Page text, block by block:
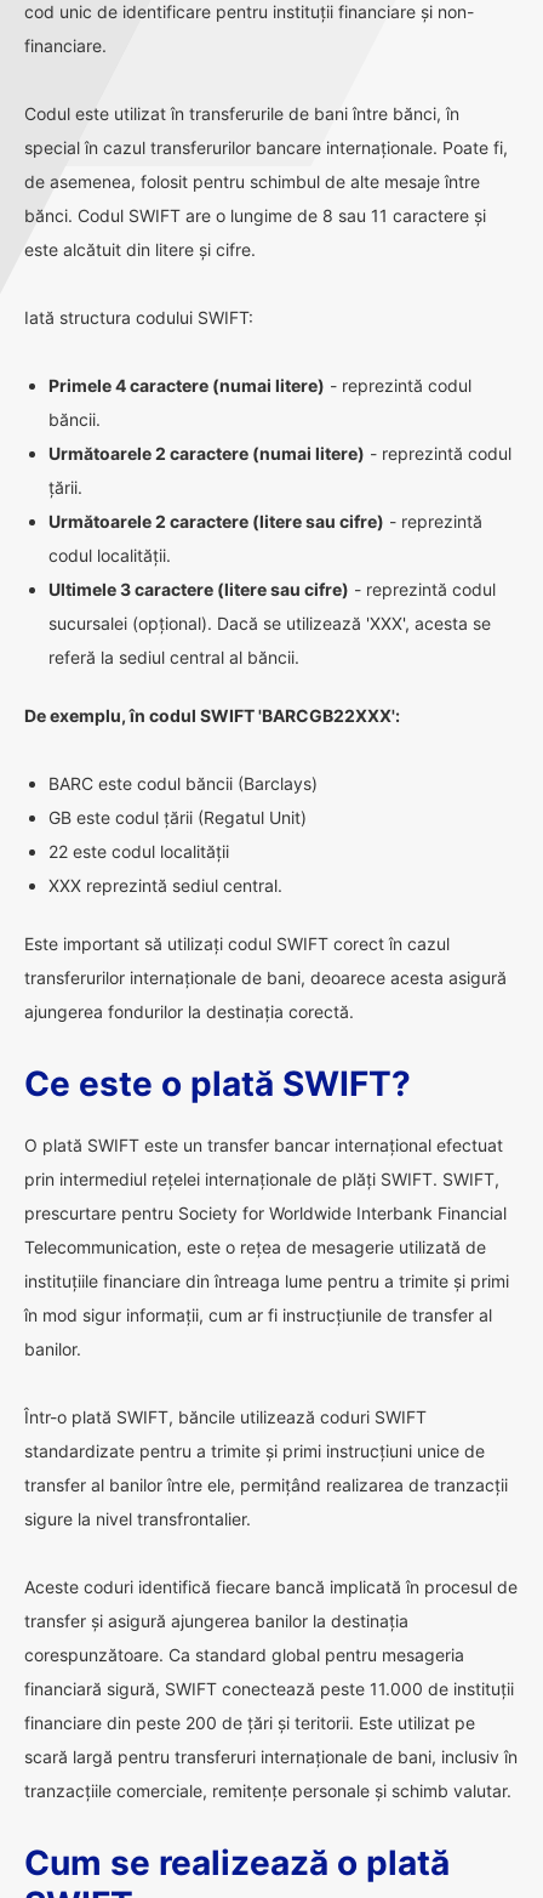
cod unic de identificare pentru instituții financiare și non-
financiare.
Codul este utilizat în transferurile de bani între bănci, în
special în cazul transferurilor bancare internaționale. Poate fi,
de asemenea, folosit pentru schimbul de alte mesaje între
bănci. Codul SWIFT are o lungime de 8 sau 11 caractere și
este alcătuit din litere și cifre.
Iată structura codului SWIFT:
Primele 4 caractere (numai litere) - reprezintă codul
băncii.
Următoarele 2 caractere (numai litere) - reprezintă codul
țării.
Următoarele 2 caractere (litere sau cifre) - reprezintă
codul localității.
Ultimele 3 caractere (litere sau cifre) - reprezintă codul
sucursalei (opțional). Dacă se utilizează 'XXX', acesta se
referă la sediul central al băncii.
De exemplu, în codul SWIFT 'BARCGB22XXX':
BARC este codul băncii (Barclays)
GB este codul țării (Regatul Unit)
22 este codul localității
XXX reprezintă sediul central.
Este important să utilizați codul SWIFT corect în cazul
transferurilor internaționale de bani, deoarece acesta asigură
ajungerea fondurilor la destinația corectă.
Ce este o plată SWIFT?
O plată SWIFT este un transfer bancar internațional efectuat
prin intermediul rețelei internaționale de plăți SWIFT. SWIFT,
prescurtare pentru Society for Worldwide Interbank Financial
Telecommunication, este o rețea de mesagerie utilizată de
instituțiile financiare din întreaga lume pentru a trimite și primi
în mod sigur informații, cum ar fi instrucțiunile de transfer al
banilor.
Într-o plată SWIFT, băncile utilizează coduri SWIFT
standardizate pentru a trimite și primi instrucțiuni unice de
transfer al banilor între ele, permițând realizarea de tranzacții
sigure la nivel transfrontalier.
Aceste coduri identifică fiecare bancă implicată în procesul de
transfer și asigură ajungerea banilor la destinația
corespunzătoare. Ca standard global pentru mesageria
financiară sigură, SWIFT conectează peste 11.000 de instituții
financiare din peste 200 de țări și teritorii. Este utilizat pe
scară largă pentru transferuri internaționale de bani, inclusiv în
tranzacțiile comerciale, remitențe personale și schimb valutar.
Cum se realizează o plată